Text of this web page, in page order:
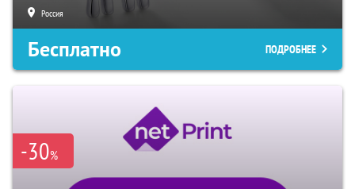
Россия
Бесплатно ПОДРОБНЕЕ
-30%